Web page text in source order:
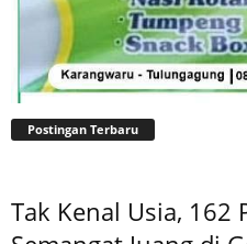
Postingan Terbaru
Tak Kenal Usia, 162